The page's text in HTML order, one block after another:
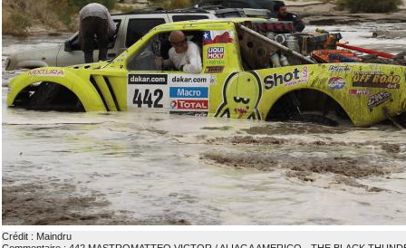
Crédit : Maindru